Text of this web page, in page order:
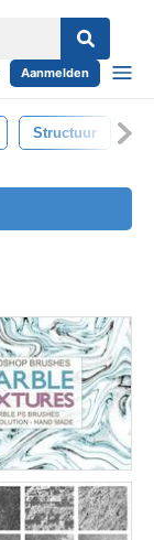
Aanmelden
Structuur